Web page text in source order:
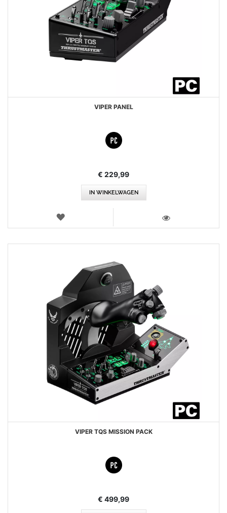
VIPER PANEL
€ 229,99
IN WINKELWAGEN
VERLANGLIJST
VIPER TQS MISSION PACK
€ 499,99